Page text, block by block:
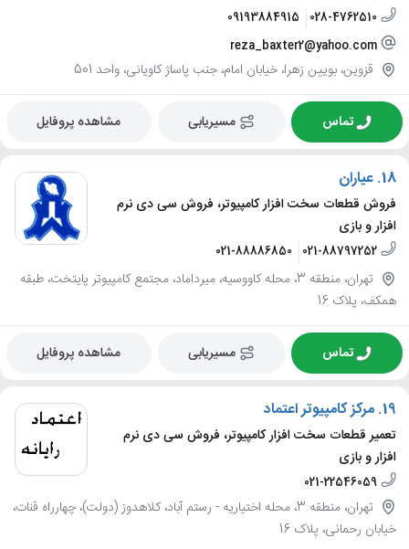
028-4762510
09193884915
reza_baxter2@yahoo.com
قزوین، بویین زهرا، خیابان امام، جنب پاساژ کاویانی، واحد 501
تماس مسیریابی مشاهده پروفایل
18. عیاران
فروش قطعات سخت افزار کامپیوتر، فروش سی دی نرم
افزار و بازی
021-88797252
021-88886850
تهران، منطقه 3، محله کاووسیه، میرداماد، مجتمع کامپیوتر پایتخت، طبقه
همکف، پلاک 16
تماس مسیریابی مشاهده پروفایل
19. مرکز کامپیوتر اعتماد
تعمیر قطعات سخت افزار کامپیوتر، فروش سی دی نرم
افزار و بازی
021-22546059
تهران، منطقه 3، محله اختیاریه - رستم آباد، کلاهدوز (دولت)، چهارراه قنات،
خیابان رحمانی، پلاک 16